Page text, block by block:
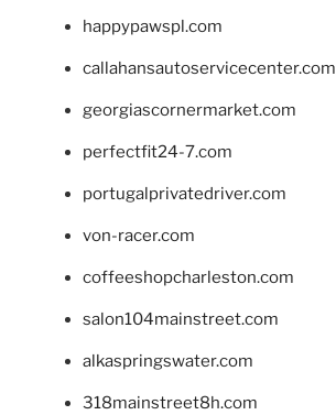
happypawspl.com
callahansautoservicecenter.com
georgiascornermarket.com
perfectfit24-7.com
portugalprivatedriver.com
von-racer.com
coffeeshopcharleston.com
salon104mainstreet.com
alkaspringswater.com
318mainstreet8h.com